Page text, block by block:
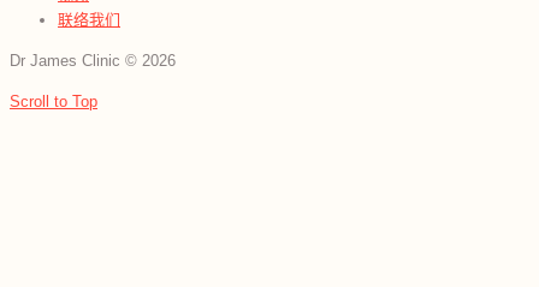
联络我们
Dr James Clinic © 2026
Scroll to Top